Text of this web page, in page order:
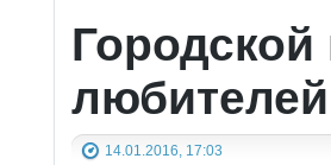
Городской
14.01.2016, 17:03